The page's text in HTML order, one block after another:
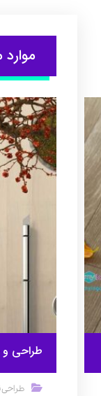
طراحی و
طراحی